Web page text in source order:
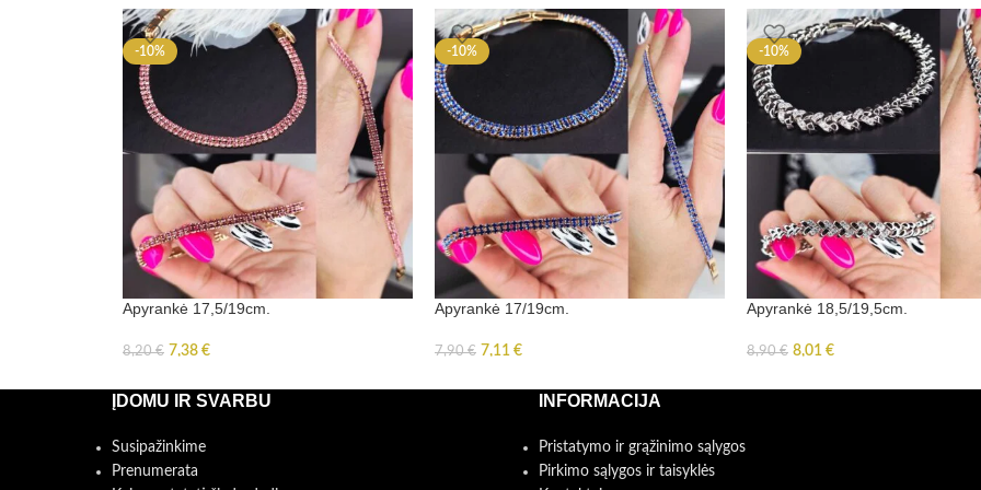
-10%
Apyrankė 17,5/19cm.
8,20€ 7,38 €
-10%
Apyrankė 17/19cm.
7,90€ 7,11 €
-10%
Apyrankė 18,5/19,5cm.
8,90€ 8,01 €
ĮDOMU IR SVARBU
Susipažinkime
Prenumerata
INFORMACIJA
Pristatymo ir grąžinimo sąlygos
Pirkimo sąlygos ir taisyklės